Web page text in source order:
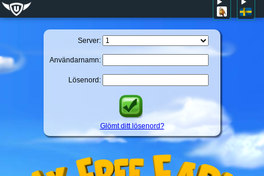
Server:
Användarnamn:
Lösenord:
Glömt ditt lösenord?